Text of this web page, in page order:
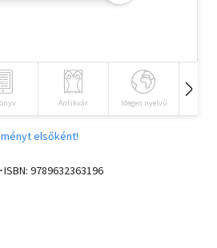
Antikvár Idegen nyelvű
elsőként!
9789632363196